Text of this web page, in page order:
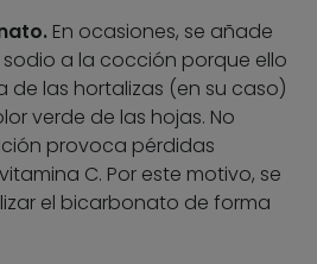
En ocasiones, se añade
a la cocción porque ello
de las hortalizas (en su caso)
verde de las hojas. No
provoca pérdidas
C. Por este motivo, se
el bicarbonato de forma